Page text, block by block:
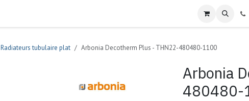
Radiateurs tubulaire plat Arbonia Decotherm Plus - THN22-480480-1100
Arbonia
480480-